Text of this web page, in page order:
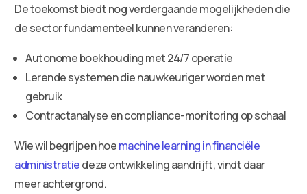
De toekomst biedt nog verdergaande mogelijkheden die
de sector fundamenteel kunnen veranderen:
Autonome boekhouding met 24/7 operatie
Lerende systemen die nauwkeuriger worden met
gebruik
Contractanalyse en compliance-monitoring op schaal
Wie wil begrijpen hoemachine learning in financiële
administratiedeze ontwikkeling aandrijft, vindt daar
meer achtergrond.